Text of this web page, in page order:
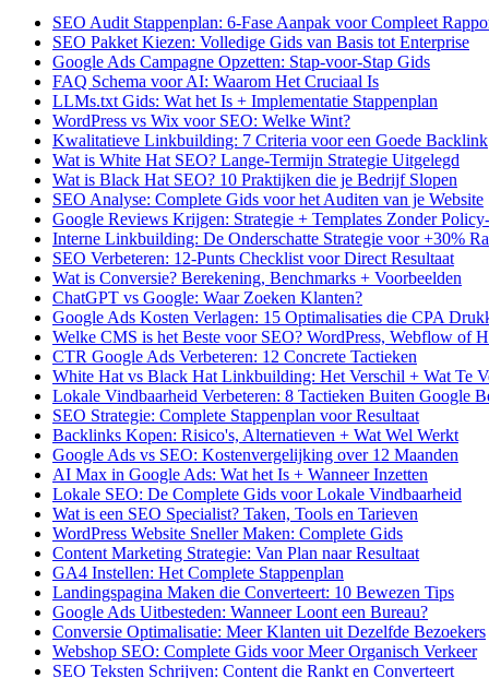
SEO Audit Stappenplan: 6-Fase Aanpak voor Compleet
SEO Pakket Kiezen: Volledige Gids van Basis tot Enterprise
Google Ads Campagne Opzetten: Stap-voor-Stap Gids
FAQ Schema voor AI: Waarom Het Cruciaal Is
LLMs.txt Gids: Wat het Is + Implementatie Stappenplan
WordPress vs Wix voor SEO: Welke Wint?
Kwalitatieve Linkbuilding: 7 Criteria voor een Goede Backlink
Wat is White Hat SEO? Lange-Termijn Strategie Uitgelegd
Wat is Black Hat SEO? 10 Praktijken die je Bedrijf Slopen
SEO Analyse: Complete Gids voor het Auditen van je Website
Google Reviews Krijgen: Strategie + Templates Zonder
Interne Linkbuilding: De Onderschatte Strategie voor +30%
SEO Verbeteren: 12-Punts Checklist voor Direct Resultaat
Wat is Conversie? Berekening, Benchmarks + Voorbeelden
ChatGPT vs Google: Waar Zoeken Klanten?
Google Ads Kosten Verlagen: 15 Optimalisaties die CPA
Welke CMS is het Beste voor SEO? WordPress, Webflow of
CTR Google Ads Verbeteren: 12 Concrete Tactieken
White Hat vs Black Hat Linkbuilding: Het Verschil + Wat Te
Lokale Vindbaarheid Verbeteren: 8 Tactieken Buiten Google
SEO Strategie: Complete Stappenplan voor Resultaat
Backlinks Kopen: Risico's, Alternatieven + Wat Wel Werkt
Google Ads vs SEO: Kostenvergelijking over 12 Maanden
AI Max in Google Ads: Wat het Is + Wanneer Inzetten
Lokale SEO: De Complete Gids voor Lokale Vindbaarheid
Wat is een SEO Specialist? Taken, Tools en Tarieven
WordPress Website Sneller Maken: Complete Gids
Content Marketing Strategie: Van Plan naar Resultaat
GA4 Instellen: Het Complete Stappenplan
Landingspagina Maken die Converteert: 10 Bewezen Tips
Google Ads Uitbesteden: Wanneer Loont een Bureau?
Conversie Optimalisatie: Meer Klanten uit Dezelfde Bezoekers
Webshop SEO: Complete Gids voor Meer Organisch Verkeer
SEO Teksten Schrijven: Content die Rankt en Converteert